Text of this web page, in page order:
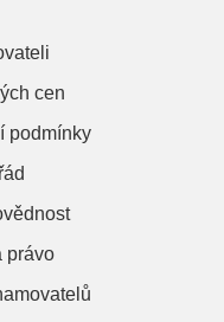
cen
podmínky
právo